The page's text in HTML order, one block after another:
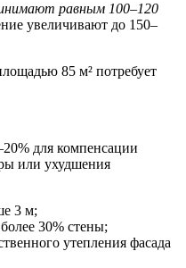
равным 100–120
увеличивают до 150–
85 м² потребует
для компенсации
или ухудшения
3 м;
30% стены;
утепления фасада